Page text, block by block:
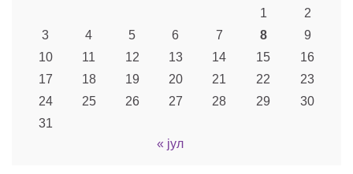
1
2
3
4 5 6 7 8
9
10
11 12 13 14 15
16
17
18 19 20 21 22
23
24
25 26 27 28 29
30
31
« јул